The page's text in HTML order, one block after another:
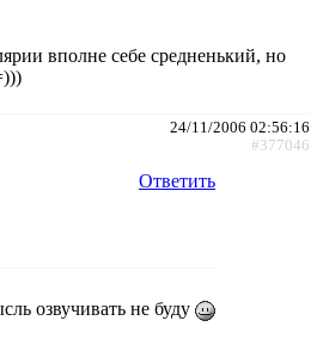
вполне себе средненький, но
24/11/2006 02:56:16
#377046
Ответить
озвучивать не буду